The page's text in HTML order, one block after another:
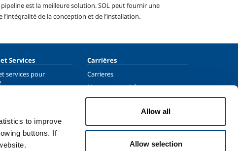
to improve
buttons. If
Allow all
Allow selection
est la meilleure solution. SOL peut fournir une
de la conception et de l’installation.
Services
services pour
Carrières
Carrieres
Nos opportunités
Nous rejoindre